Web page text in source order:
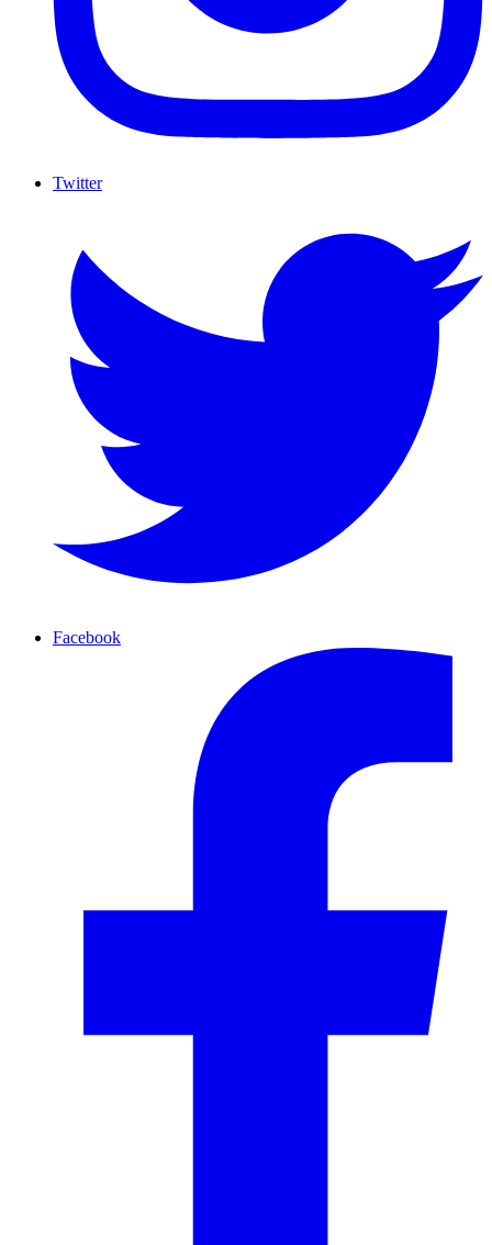
Twitter
Facebook